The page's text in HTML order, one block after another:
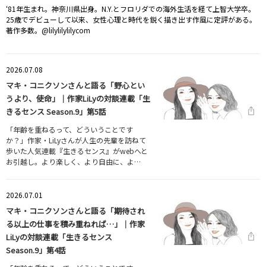
‘81年生まれ。神奈川県出身。N.Y.とフロリダでの海外生活を経て上智大学卒。
25歳でデビューして以来、女性心理と時代を鋭く描き出す作風に定評がある。
著作多数。@lilylilylilycom
2026.07.08
マキ・コニクソンさんと語る「野心とい
うより、使命」｜作家LiLyの対談連載「生
きるセンス Season.9」第5話
「年齢を重ねるって、どういうことです
か？」作家・LiLyさんが人生の先輩を訪ねて
歩いた人気連載『生きるセンス』がwebへと
お引越し。より楽しく、より自由に、よ…
2026.07.01
マキ・コニクソンさんと語る「期待され
る以上の仕事を積み重ねれば…」｜作家
LiLyの対談連載「生きるセンス
Season.9」第4話